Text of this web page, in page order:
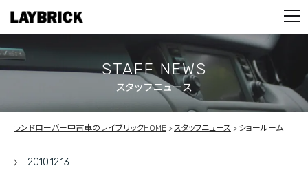
PARTS
CONTACT
PRIVACY POLICY
STAFF NEWS
スタッフニュース
ランドローバー中古車のレイブリックHOME スタッフニュース ショールーム
2010.12.13